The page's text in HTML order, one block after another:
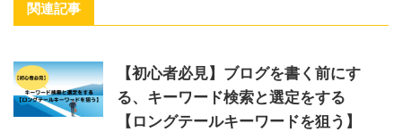
関連記事
【初心者必見】ブログを書く前にす
る、キーワード検索と選定をする
【ロングテールキーワードを狙う】